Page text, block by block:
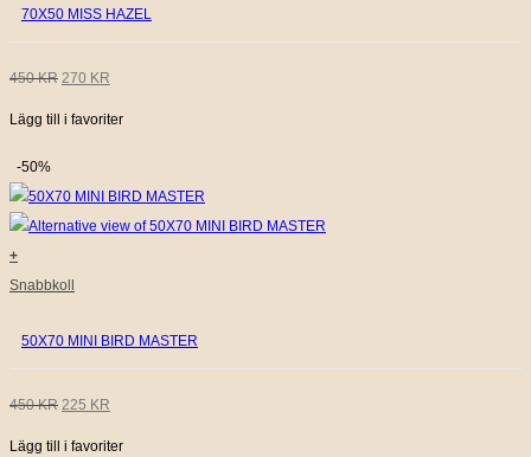
70X50 MISS HAZEL
450KR DET
URSPRUNGLIGA
VAR:
270 KR
NUVARANDE
ÄR:
Lägg till i favoriter
-50%
+
Snabbkoll
50X70 MINI BIRD MASTER
450KR DET
URSPRUNGLIGA
225 KR
NUVARANDE
Lägg till i favoriter